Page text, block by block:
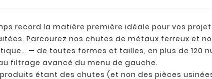
record la matière première idéale pour vos
Parcourez nos chutes de métaux ferreux et
— de toutes formes et tailles, en plus de 120
filtrage avancé du menu de gauche.
étant des chutes (et non des pièces